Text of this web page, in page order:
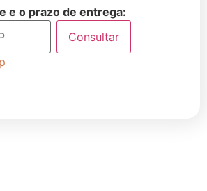
e o prazo de entrega:
Consultar